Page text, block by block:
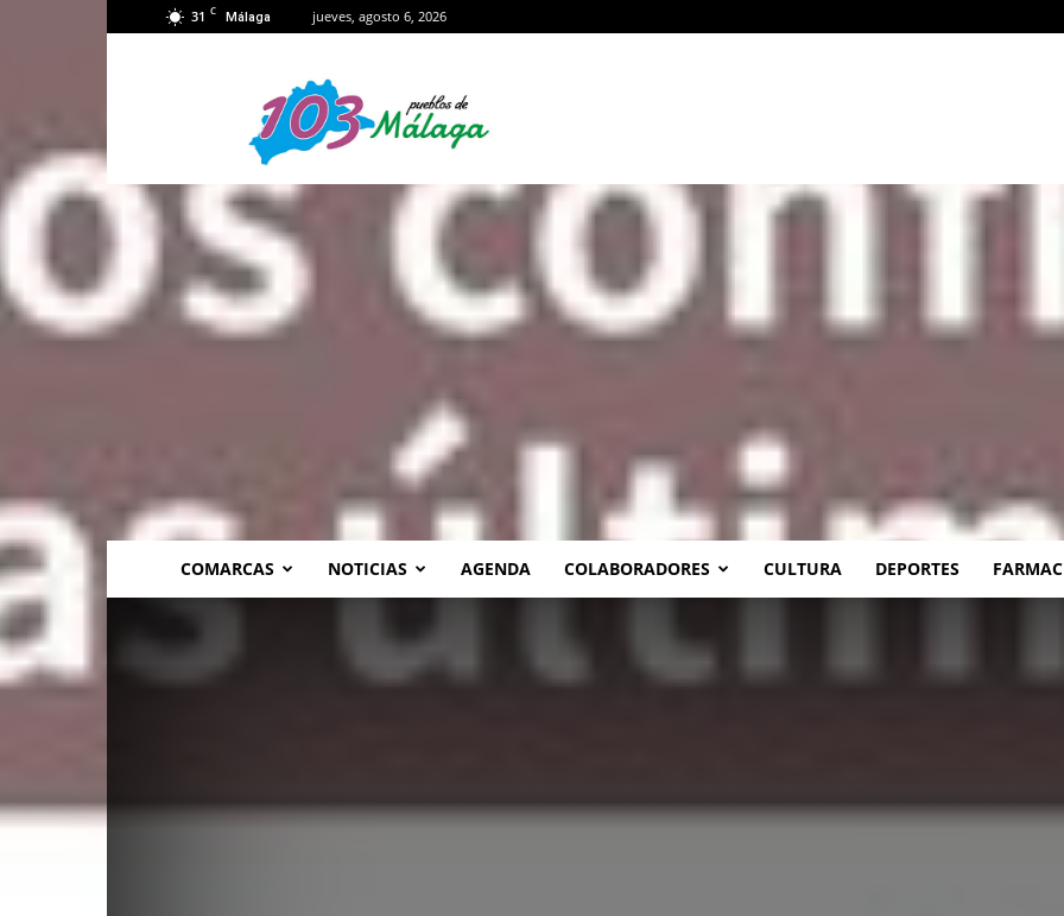
31 C Málaga jueves, agosto 6, 2026
Málaga
COMARCAS NOTICIAS AGENDA COLABORADORES CULTURA DEPORTES